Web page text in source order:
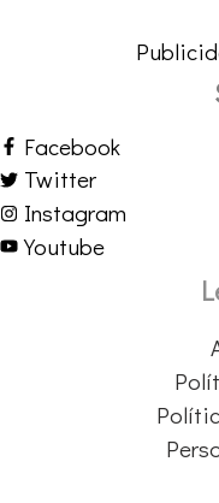
Facebook
Twitter
Instagram
Youtube